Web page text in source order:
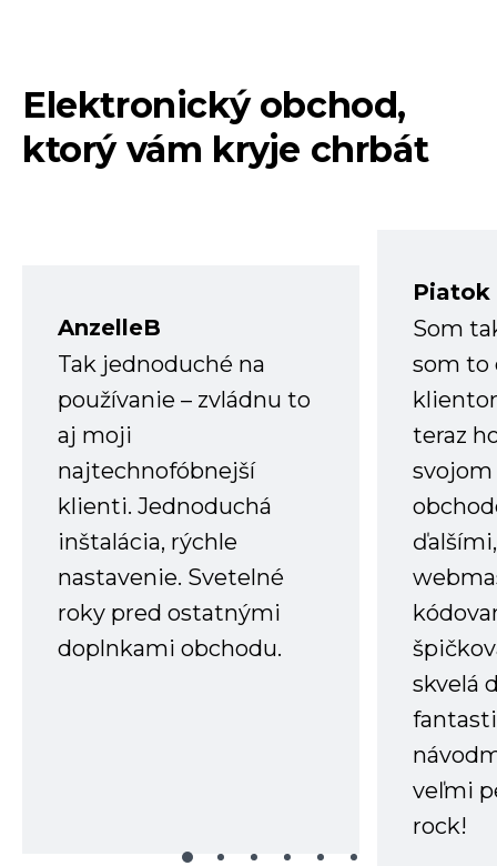
Elektronický obchod,
ktorý vám kryje chrbát
AnzelleB
Tak jednoduché na
používanie – zvládnu to
aj moji
najtechnofóbnejší
klienti. Jednoduchá
inštalácia, rýchle
nastavenie. Svetelné
roky pred ostatnými
doplnkami obchodu.
Piatok
Som
som to
teraz
skvelá
veľmi
rock!